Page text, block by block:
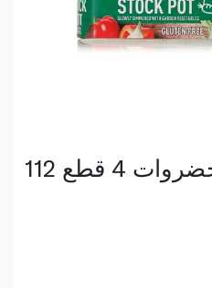
كنور وعاء مرق الخضروات 4 قطع 112